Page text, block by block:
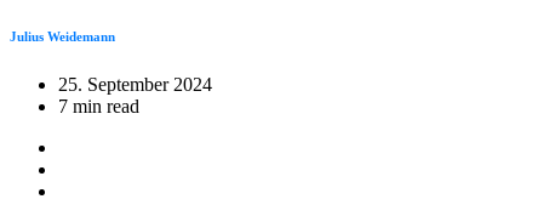
Julius Weidemann
25. September 2024
7 min read